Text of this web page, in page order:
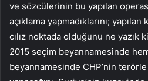
ve sözcülerinin bu yapılan
açıklama yapmadıklarını;
cılız noktada olduğunu ne yazık
2015 seçim beyannamesinde
beyannamesinde CHP’nin